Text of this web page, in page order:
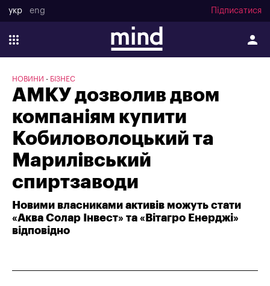
укр eng Підписатися
НОВИНИ БІЗНЕС
АМКУ дозволив двом
компаніям купити
Кобиловолоцький та
Марилівський
спиртзаводи
Новими власниками активів можуть стати
«Аква Солар Інвест» та «Вітагро Енерджі»
відповідно